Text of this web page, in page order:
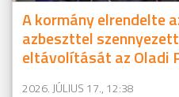
A kormány elrendelte
azbeszttel
eltávolítását az Oladi
2026. JÚLIUS 17., 12:38